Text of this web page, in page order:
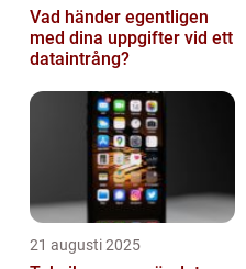
Vad händer egentligen
med dina uppgifter vid ett
dataintrång?
21 augusti 2025